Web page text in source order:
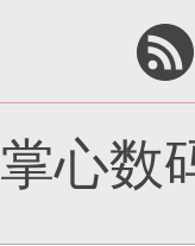
掌心数